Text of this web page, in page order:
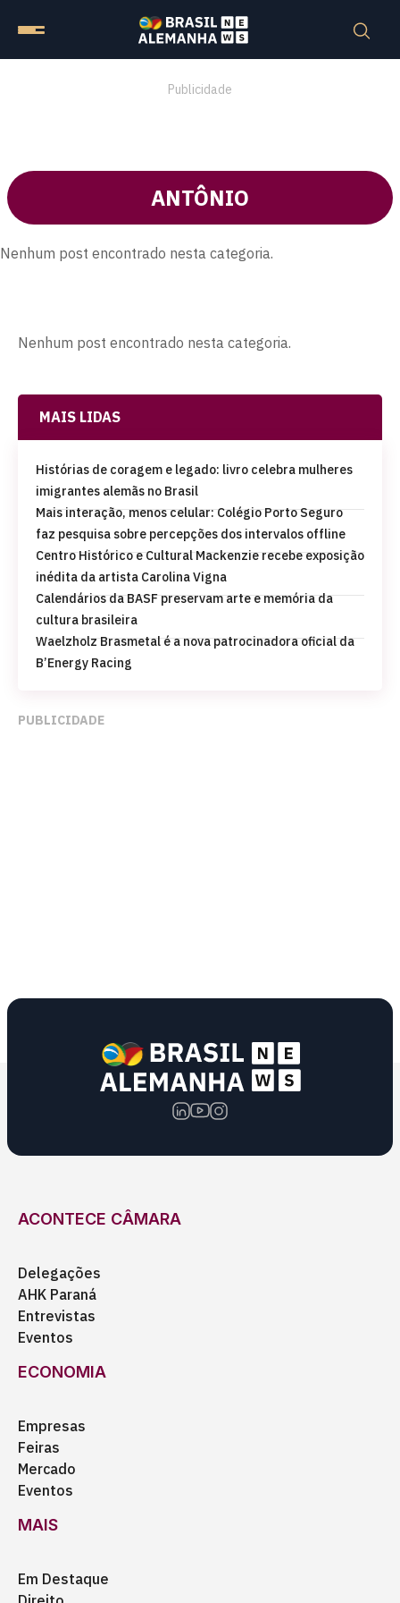
Publicidade
ANTÔNIO
Nenhum post encontrado nesta categoria.
Nenhum post encontrado nesta categoria.
MAIS LIDAS
Histórias de coragem e legado: livro celebra mulheres
imigrantes alemãs no Brasil
Mais interação, menos celular: Colégio Porto Seguro
faz pesquisa sobre percepções dos intervalos offline
Centro Histórico e Cultural Mackenzie recebe exposição
inédita da artista Carolina Vigna
Calendários da BASF preservam arte e memória da
cultura brasileira
Waelzholz Brasmetal é a nova patrocinadora oficial da
B’Energy Racing
PUBLICIDADE
ACONTECE CÂMARA
Delegações
AHK Paraná
Entrevistas
Eventos
ECONOMIA
Empresas
Feiras
Mercado
Eventos
MAIS
Em Destaque